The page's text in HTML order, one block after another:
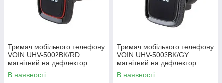
Тримач мобільного телефону
VOIN UHV-5002BK/RD
магнітний на дефлектор
В наявності
Тримач мобільного телефону
VOIN UHV-5003BK/GY
магнітний на дефлектор
В наявності